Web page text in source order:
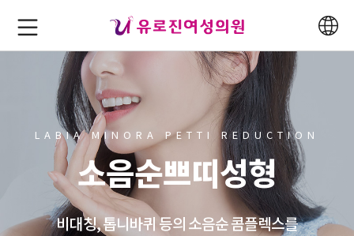
LABIA MINORA PETTI REDUCTION
소음순쁘띠성형
비대칭, 톱니바퀴 등의 소음순 콤플렉스를